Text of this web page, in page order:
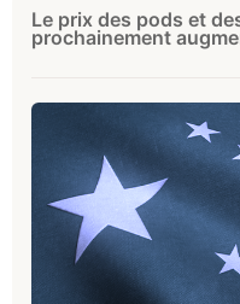
Le prix des pods et
prochainement